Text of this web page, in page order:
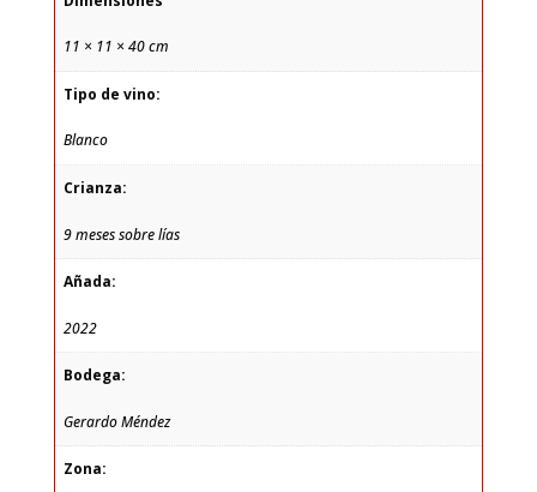
11 × 11 × 40 cm
Tipo de vino:
Blanco
Crianza:
9 meses sobre lías
Añada:
2022
Bodega:
Gerardo Méndez
Zona: